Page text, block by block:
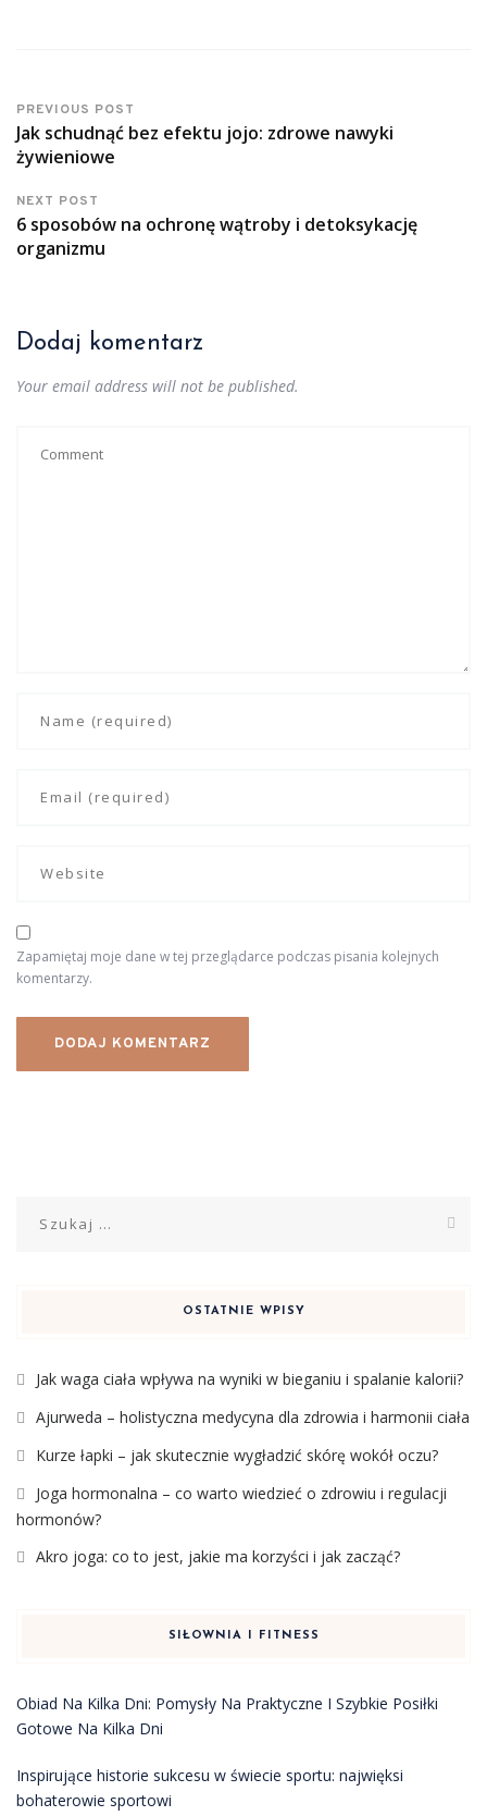
PREVIOUS POST
Jak schudnąć bez efektu jojo: zdrowe nawyki
żywieniowe
NEXT POST
6 sposobów na ochronę wątroby i detoksykację
organizmu
Dodaj komentarz
Your email address will not be published.
Zapamiętaj moje dane w tej przeglądarce podczas pisania kolejnych
komentarzy.
OSTATNIE WPISY
Jak waga ciała wpływa na wyniki w bieganiu i spalanie kalorii?
Ajurweda – holistyczna medycyna dla zdrowia i harmonii ciała
Kurze łapki – jak skutecznie wygładzić skórę wokół oczu?
Joga hormonalna – co warto wiedzieć o zdrowiu i regulacji
hormonów?
Akro joga: co to jest, jakie ma korzyści i jak zacząć?
SIŁOWNIA I FITNESS
Obiad Na Kilka Dni: Pomysły Na Praktyczne I Szybkie Posiłki
Gotowe Na Kilka Dni
Inspirujące historie sukcesu w świecie sportu: najwięksi
bohaterowie sportowi